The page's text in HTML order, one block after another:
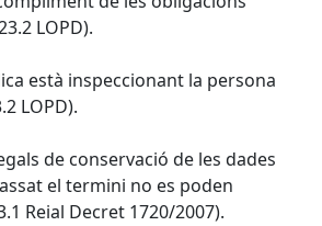
LOPD).
està inspeccionant la persona
LOPD).
de conservació de les dades
el termini no es poden
Reial Decret 1720/2007).